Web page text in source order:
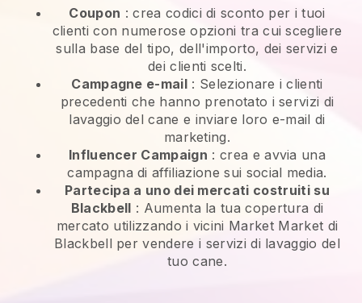
Coupon : crea codici di sconto per i tuoi
clienti con numerose opzioni tra cui scegliere
sulla base del tipo, dell'importo, dei servizi e
dei clienti scelti.
Campagne e-mail : Selezionare i clienti
precedenti che hanno prenotato i servizi di
lavaggio del cane e inviare loro e-mail di
marketing.
Influencer Campaign : crea e avvia una
campagna di affiliazione sui social media.
Partecipa a uno dei mercati costruiti su
Blackbell : Aumenta la tua copertura di
mercato utilizzando i vicini Market Market di
Blackbell per vendere i servizi di lavaggio del
tuo cane.